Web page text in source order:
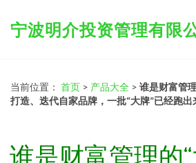
宁波明介投资管理有限
当前位置： 首页 > 产品大全 > 谁是财富管
打造、迭代自家品牌，一批“大牌”已经跑出
谁是财富管理的“